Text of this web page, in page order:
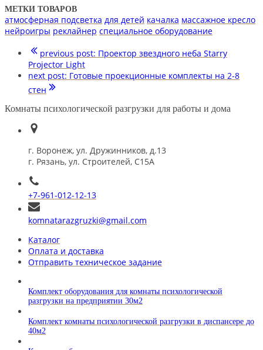
МЕТКИ ТОВАРОВ
атмосферная подсветка для детей качалка массажное кресло
нейроигры реклайнер специальное оборудование
previous post: Проектор звездного неба Starry
Projector Light
next post: Готовые проекционные комплекты на 2-8
стен
Комнаты психологической разгрузки для работы и дома
г. Воронеж, ул. Дружинников, д.13
г. Рязань, ул. Строителей, С15А
+7-961-012-12-13
komnatarazgruzki@gmail.com
Каталог
Оплата и доставка
Отправить техническое задание
Комплект оборудования для комнаты психологической
разгрузки на предприятии 30м2
Комплект комнаты психологической разгрузки в диспансере до
40м2